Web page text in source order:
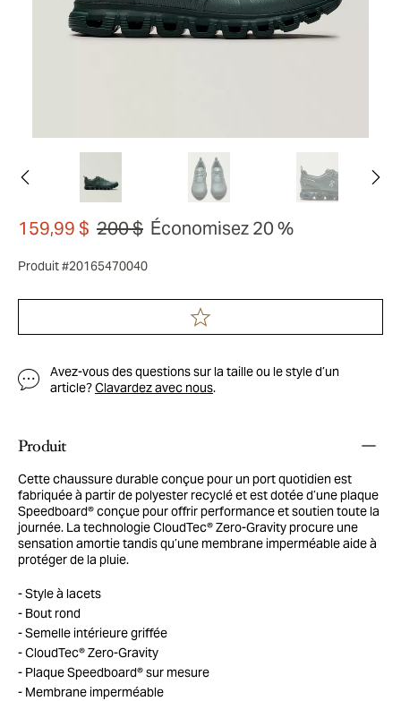
159,99 $ 200 $ Économisez 20 %
Produit #20165470040
Avez-vous des questions sur la taille ou le style d’un
article?Clavardez avec nous.
Produit
Cette chaussure durable conçue pour un port quotidien est
fabriquée à partir de polyester recyclé et est dotée d’une plaque
Speedboard® conçue pour offrir performance et soutien toute la
journée. La technologie CloudTec® Zero-Gravity procure une
sensation amortie tandis qu’une membrane imperméable aide à
protéger de la pluie.
Style à lacets
Bout rond
Semelle intérieure griffée
CloudTec® Zero-Gravity
Plaque Speedboard® sur mesure
Membrane imperméable